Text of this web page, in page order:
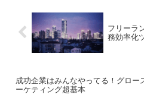
フリーラ
務効率化
成功企業はみんなやってる！グロー
ーケティング超基本